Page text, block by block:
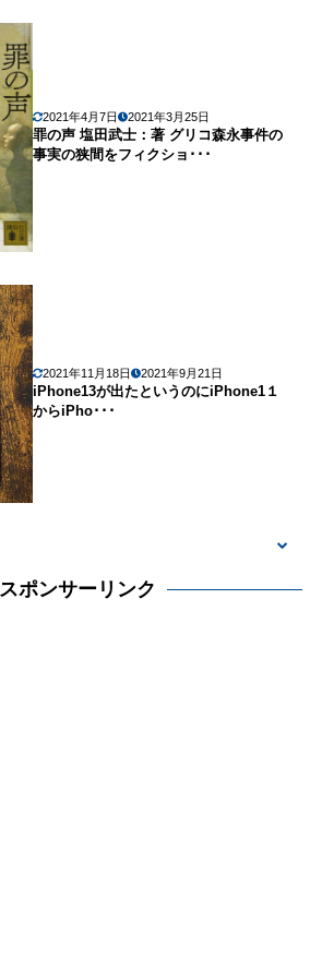
2021年4月7日 2021年3月25日
罪の声 塩田武士：著 グリコ森永事件の
事実の狭間をフィクショ･･･
2021年11月18日 2021年9月21日
iPhone13が出たというのにiPhone1１
からiPho･･･
スポンサーリンク